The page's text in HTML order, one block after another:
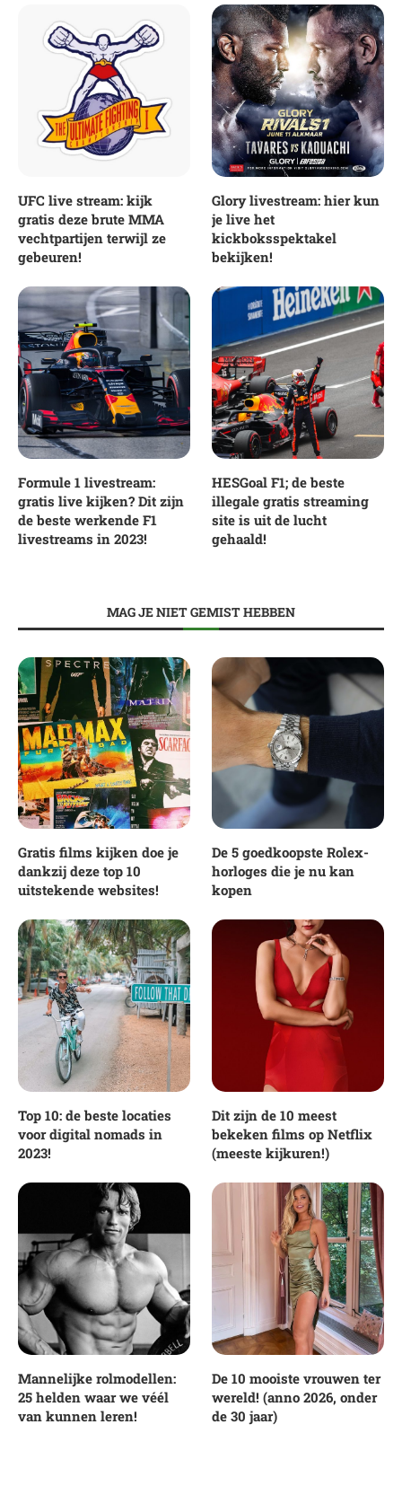
UFC live stream: kijk
gratis deze brute MMA
vechtpartijen terwijl ze
gebeuren!
Glory livestream: hier kun
je live het
kickboksspektakel
bekijken!
Formule 1 livestream:
gratis live kijken? Dit zijn
de beste werkende F1
livestreams in 2023!
HESGoal F1; de beste
illegale gratis streaming
site is uit de lucht
gehaald!
MAG JE NIET GEMIST HEBBEN
Gratis films kijken doe je
dankzij deze top 10
uitstekende websites!
De 5 goedkoopste Rolex-
horloges die je nu kan
kopen
Top 10: de beste locaties
voor digital nomads in
2023!
Dit zijn de 10 meest
bekeken films op Netflix
(meeste kijkuren!)
Mannelijke rolmodellen:
25 helden waar we véél
van kunnen leren!
De 10 mooiste vrouwen ter
wereld! (anno 2026, onder
de 30 jaar)